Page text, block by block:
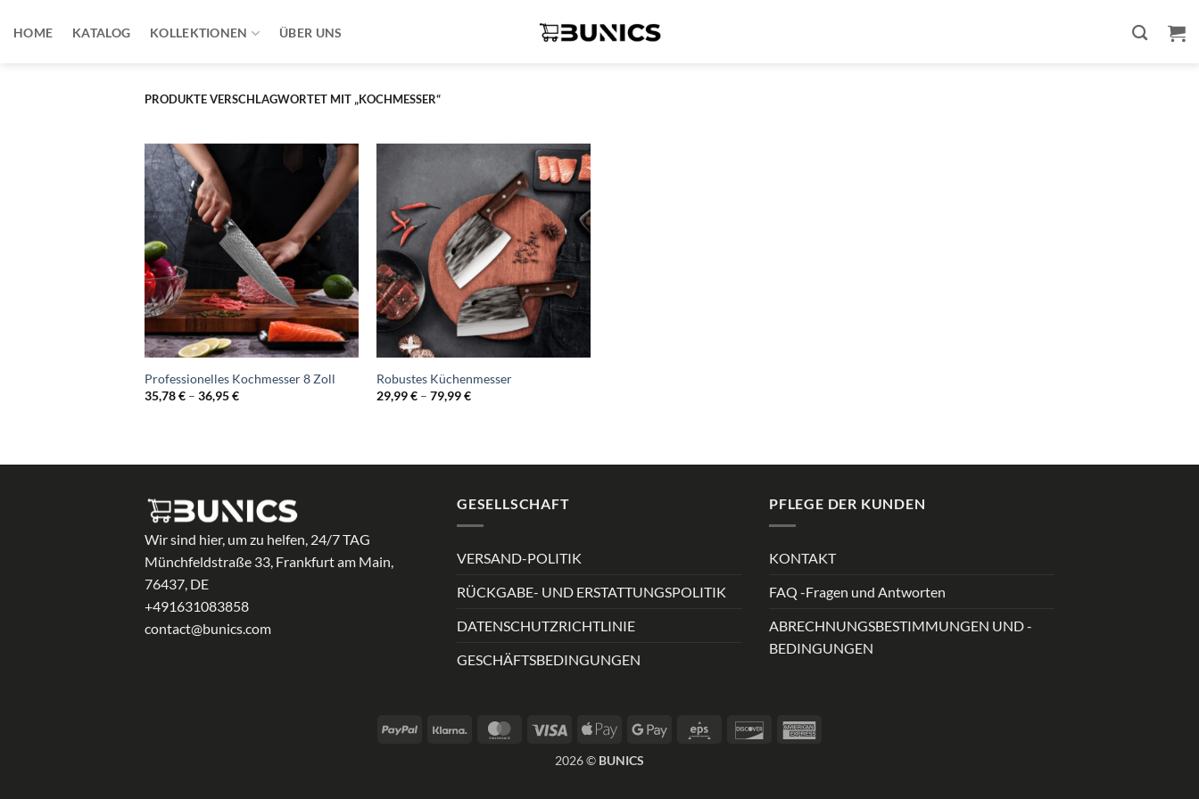
Inhalt
HOME KATALOG KOLLEKTIONEN ÜBER UNS
PRODUKTE VERSCHLAGWORTET MIT „KOCHMESSER“
Professionelles Kochmesser 8 Zoll
35,78€ – 36,95€Preisspanne:
Robustes Küchenmesser
29,99€ – 79,99€Preisspanne:
Wir sind hier, um zu helfen, 24/7 TAG
Münchfeldstraße 33, Frankfurt am Main,
76437, DE
+491631083858
contact@bunics.com
GESELLSCHAFT
VERSAND-POLITIK
RÜCKGABE- UND ERSTATTUNGSPOLITIK
DATENSCHUTZRICHTLINIE
GESCHÄFTSBEDINGUNGEN
PFLEGE DER KUNDEN
KONTAKT
FAQ -Fragen und Antworten
ABRECHNUNGSBESTIMMUNGEN UND -
BEDINGUNGEN
PayPal Klarna MasterCardVisa
Apple
Google
Discover
2026 © BUNICS